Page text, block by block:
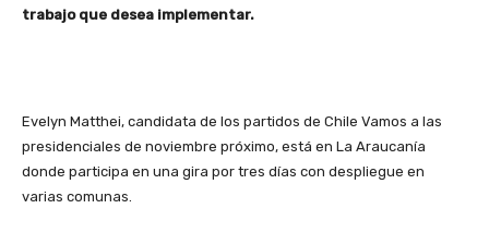
trabajo que desea implementar.
Evelyn Matthei, candidata de los partidos de Chile Vamos a las
presidenciales de noviembre próximo, está en La Araucanía
donde participa en una gira por tres días con despliegue en
varias comunas.